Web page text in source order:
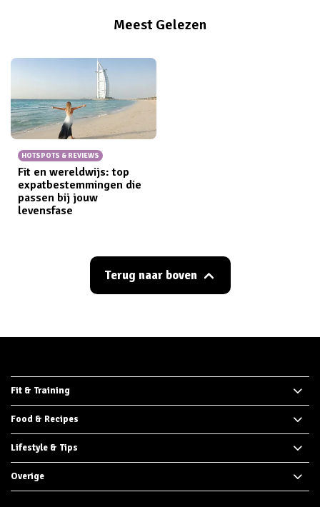
Meest Gelezen
HOTSPOTS & REVIEWS
Fit en wereldwijs: top
expatbestemmingen die
passen bij jouw
levensfase
Terug naar boven
Fit & Training
Food & Recipes
Lifestyle & Tips
Overige